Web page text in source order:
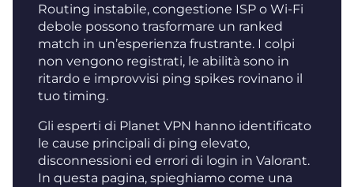
Routing instabile, congestione ISP o Wi-Fi
debole possono trasformare un ranked
match in un’esperienza frustrante. I colpi
non vengono registrati, le abilità sono in
ritardo e improvvisi ping spikes rovinano il
tuo timing.
Gli esperti di Planet VPN hanno identificato
le cause principali di ping elevato,
disconnessioni ed errori di login in Valorant.
In questa pagina, spieghiamo come una